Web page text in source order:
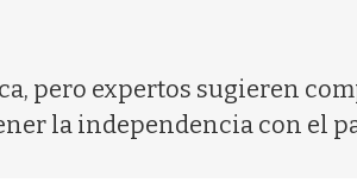
pero expertos sugieren
la independencia con el